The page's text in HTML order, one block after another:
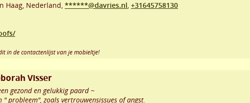
Haag, Nederland, ******@davries.nl, +31645758130
in de contactenlijst van je mobieltje!
Visser
gezond en gelukkig paard ~
probleem", zoals vertrouwensissues of angst.